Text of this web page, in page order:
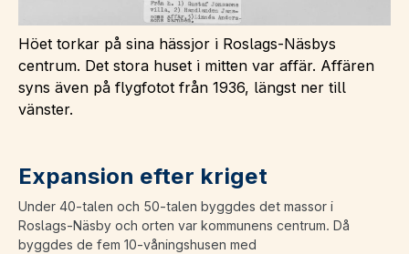
Höet torkar på sina hässjor i Roslags-Näsbys
centrum. Det stora huset i mitten var affär. Affären
syns även på flygfotot från 1936, längst ner till
vänster.
Expansion efter kriget
Under 40-talen och 50-talen byggdes det massor i
Roslags-Näsby och orten var kommunens centrum. Då
byggdes de fem 10-våningshusen med